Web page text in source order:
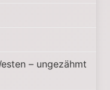
– ungezähmt